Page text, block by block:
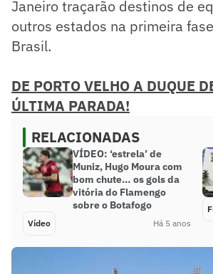
Janeiro traçarão destinos de
outros estados na primeira
Brasil.
DE PORTO VELHO A DUQUE
ÚLTIMA PARADA!
RELACIONADAS
VÍDEO: ‘estrela’ de
Muniz, Hugo Moura com
bom chute… os gols da
vitória do Flamengo
sobre o Botafogo
Vídeo Há 5 anos